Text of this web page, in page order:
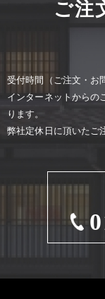
ご注
受付時間（ご注⽂・お
インターネットからの
ります。
弊社定休⽇に頂いたご